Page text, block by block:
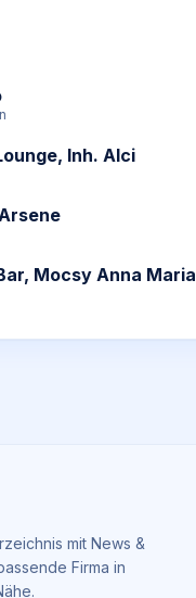
Inh. Alci
Mocsy Anna Maria
mit News &
Firma in